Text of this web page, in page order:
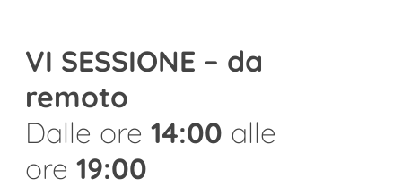
VI SESSIONE – da
remoto
Dalle ore 14:00 alle
ore 19:00